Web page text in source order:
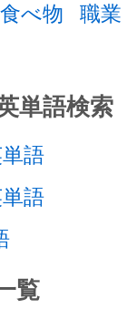
食べ物 職業
単語検索
語
語
覧